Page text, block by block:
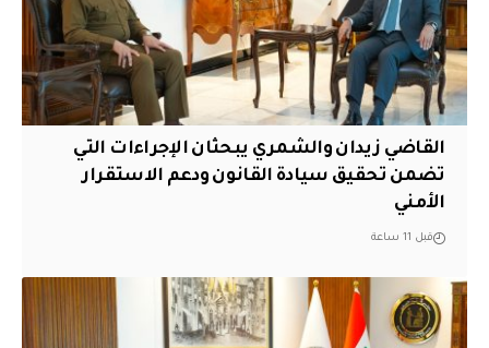
القاضي زيدان والشمري يبحثان الإجراءات التي
تضمن تحقيق سيادة القانون ودعم الاستقرار
الأمني
قبل 11 ساعة